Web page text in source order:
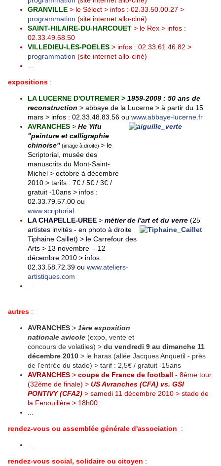
GRANVILLE > le Sélect > infos : 02.33.50.00.27 >
programmation (site internet allo-ciné)
SAINT-HILAIRE-DU-HARCOUET > le Rex > infos :
02.33.49.68.50
VILLEDIEU-LES-POELES > infos : 02.33. 61.46.82 >
programmation (site internet allo-ciné)
expositions :
LA LUCERNE D'OUTREMER > 1959-2009 : 50 ans de
reconstruction > abbaye de la Lucerne > à partir du 15
mars > infos : 02.33.48.83.56 ou www.abbaye-lucerne.fr
AVRANCHES > He Yifu
"peinture et calligraphie
chinoise" (image à droite) > le
Scriptorial, musée des
manuscrits du Mont-Saint-
Michel > octobre à décembre
2010 > tarifs : 7€ / 5€ / 3€ /
gratuit -10ans > infos :
02.33.79.57.00 ou
www.scriptorial
LA CHAPELLE-UREE > métier de l'art et du verre (25
artistes invités - en photo à droite
Tiphaine Caillet) > le Carrefour des
Arts > 13 novembre - 12
décembre 2010 > infos :
02.33.58.72.39 ou www.ateliers-
artistiques.com
autres :
AVRANCHES > 1ère exposition
nationale avicole (expo, vente et
concours de volatiles) > du vendredi 9 au dimanche 11
décembre 2010 > le haras (allée Jacques Anquetil - près
de l'entrée du stade) > tarif : 2,5€ / gratuit -15ans
AVRANCHES > coupe de France de football - 8ème tour
(32ème de finale) > US Avranches (CFA) vs. GSI
PONTIVY (CFA2) > samedi 11 décembre 2010 > stade de
la Fenouillère > 18h00
rendez-vous ou assemblée générale d'association :
rendez-vous social, solidaire ou citoyen :